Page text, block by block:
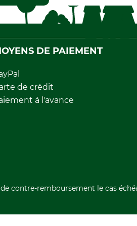
DE PAIEMENT
de crédit
á l'avance
contre-remboursement le cas